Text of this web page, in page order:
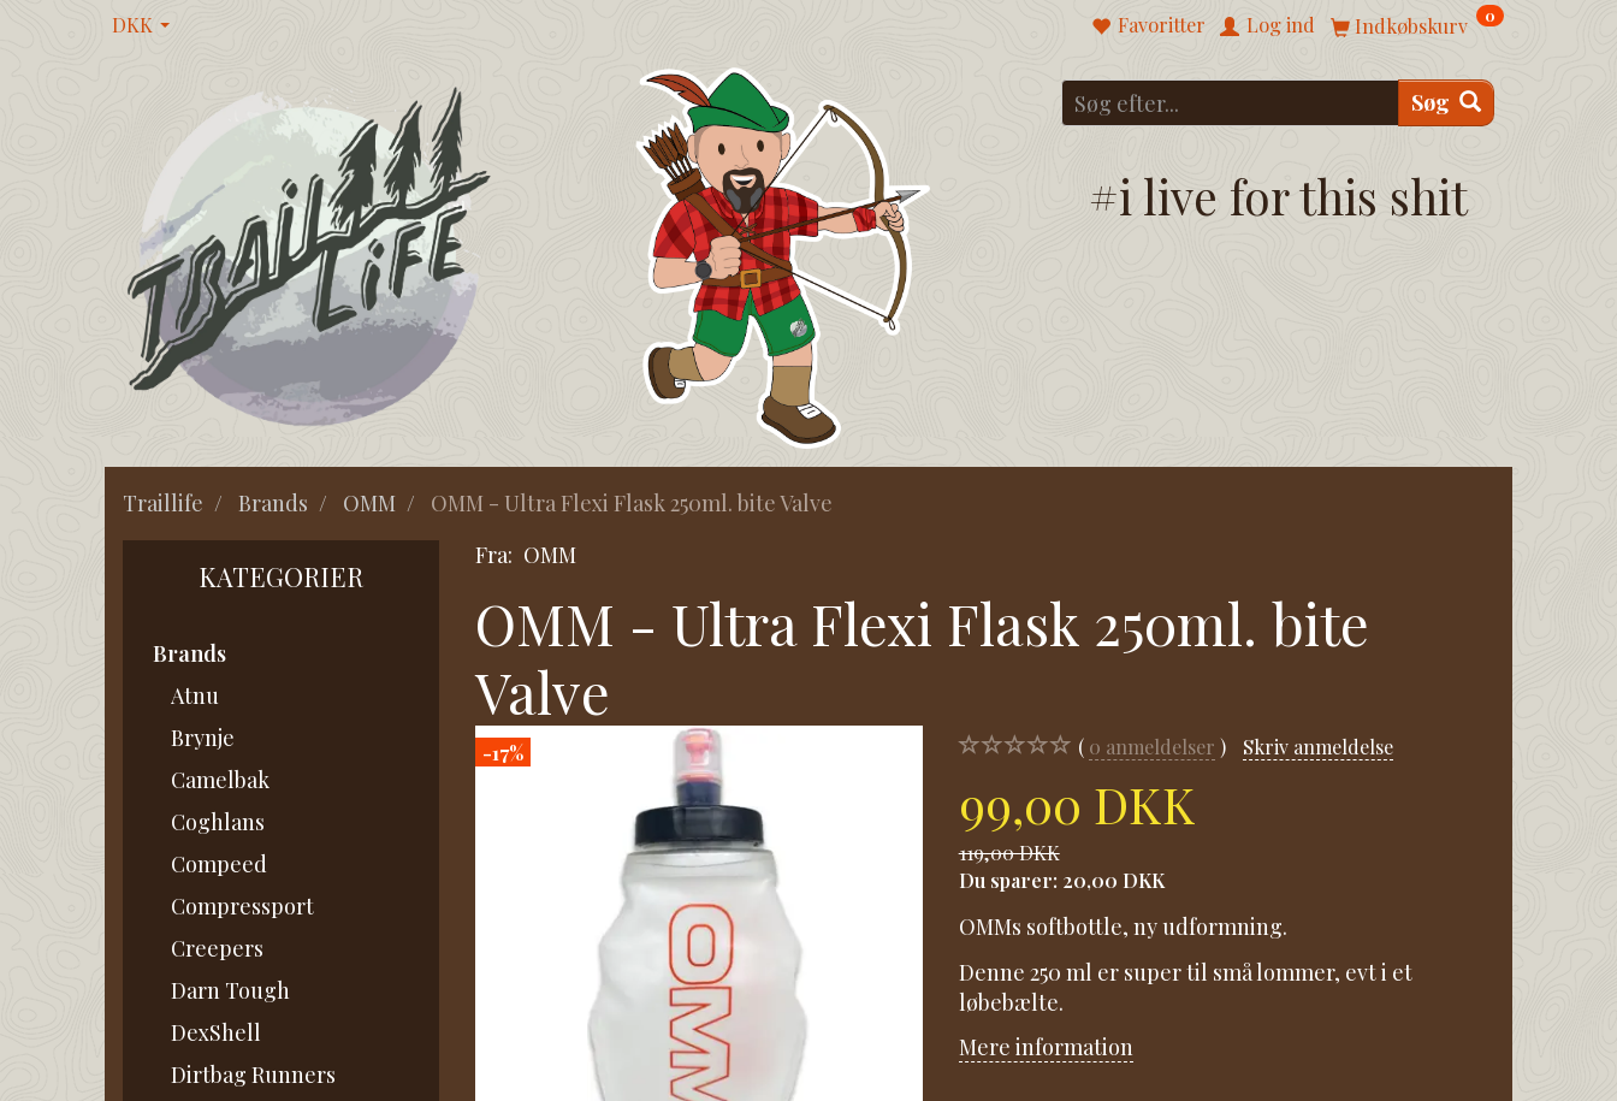
DKK Indkøbskurv 0
Favoritter Log ind
Søg
#i live for this shit
Traillife Brands OMM OMM - Ultra Flexi Flask 250ml. bite Valve
KATEGORIER
Brands
Atnu
Brynje
Camelbak
Coghlans
Compeed
Compressport
Creepers
Darn Tough
DexShell
Dirtbag Runners
Fra: OMM
OMM - Ultra Flexi Flask 250ml. bite
Valve
-17% 0 anmeldelser Skriv anmeldelse
99,00 DKK
119,00 DKK
Du sparer: 20,00 DKK
OMMs softbottle, ny udformning.
Denne 250 ml er super til små lommer, evt i et
løbebælte.
Mere information